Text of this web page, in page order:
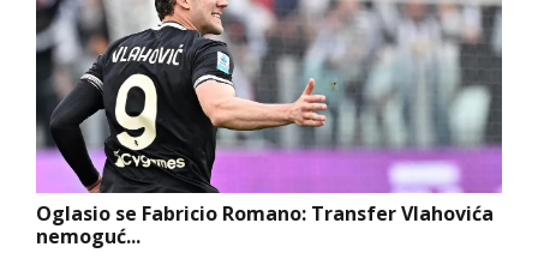
Oglasio se Fabricio Romano: Transfer Vlahovića
nemoguć...